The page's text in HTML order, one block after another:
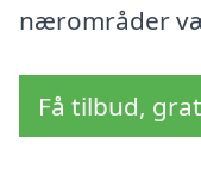
nærområder
Få tilbud,